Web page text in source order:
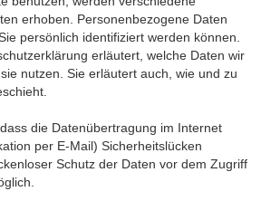
erhoben. Personenbezogene Daten
persönlich identifiziert werden können.
erläutert, welche Daten wir
nutzen. Sie erläutert auch, wie und zu
die Datenübertragung im Internet
per E-Mail) Sicherheitslücken
Schutz der Daten vor dem Zugriff